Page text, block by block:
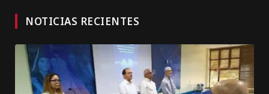
NOTICIAS RECIENTES